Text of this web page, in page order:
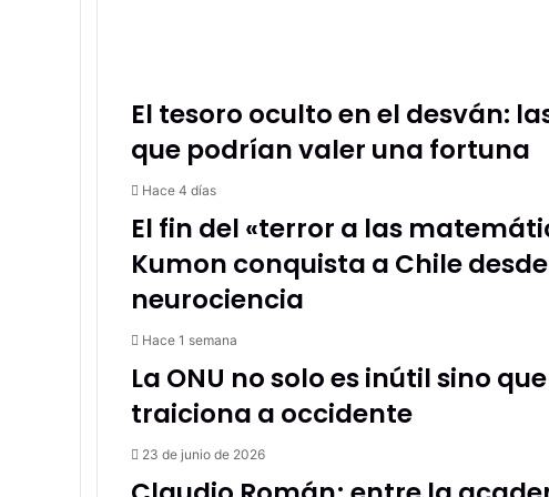
El tesoro oculto en el desván:
que podrían valer una fortuna
Hace 4 días
El fin del «terror a las
Kumon conquista a Chile
neurociencia
Hace 1 semana
La ONU no solo es inútil sino
traiciona a occidente
23 de junio de 2026